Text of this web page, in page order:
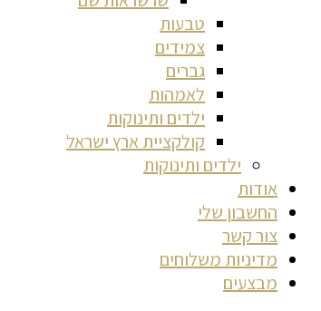
טבעות
צמידים
גברים
לאמהות
ילדים ותינוקות
קולקציית ארץ ישראל
ילדים ותינוקות
אודות
החשבון שלי
צור קשר
מדיניות משלוחים
מבצעים